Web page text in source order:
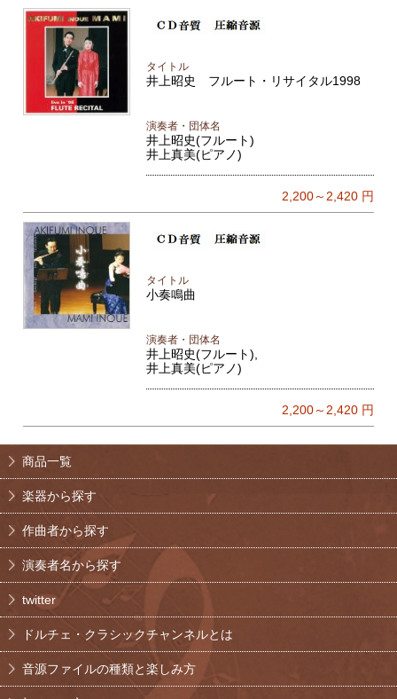
タイトル
井上昭史 フルート・リサイタル1998
演奏者・団体名
井上昭史(フルート)
井上真美(ピアノ)
2,200～2,420円
タイトル
小奏鳴曲
演奏者・団体名
井上昭史(フルート),
井上真美(ピアノ)
2,200～2,420円
商品一覧
楽器から探す
作曲者から探す
演奏者名から探す
twitter
ドルチェ・クラシックチャンネルとは
音源ファイルの種類と楽しみ方